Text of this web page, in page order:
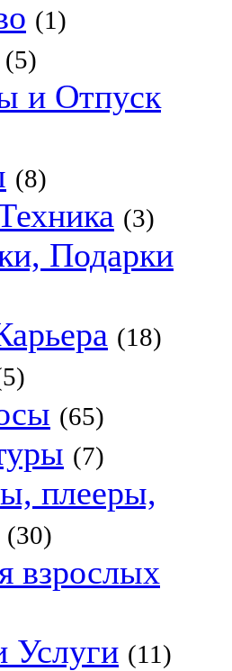
(1)
(5)
и Отпуск
(8)
(3)
Подарки
(18)
(65)
(7)
плееры,
(30)
взрослых
Услуги (11)